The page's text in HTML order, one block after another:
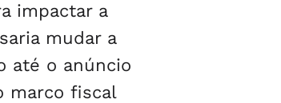
impactar a
mudar a
até o anúncio
marco fiscal